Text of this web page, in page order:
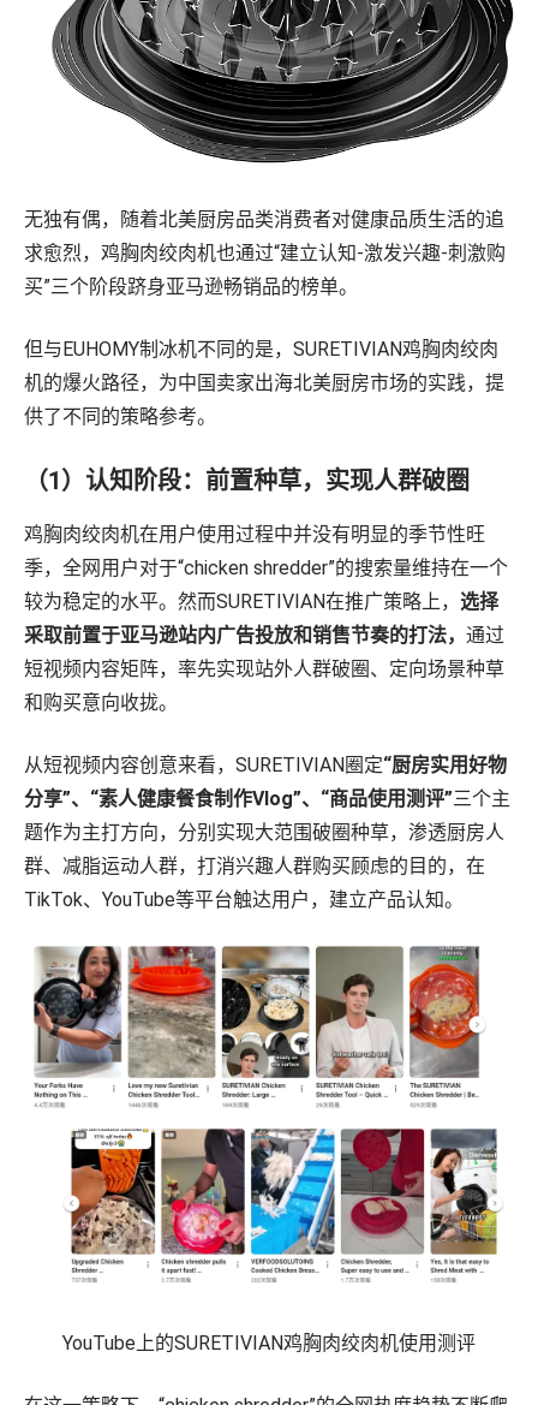
无独有偶，随着北美厨房品类消费者对健康品质生活的追
求愈烈，鸡胸肉绞肉机也通过“建立认知-激发兴趣-刺激购
买”三个阶段跻身亚马逊畅销品的榜单。
但与EUHOMY制冰机不同的是，SURETIVIAN鸡胸肉绞肉
机的爆火路径，为中国卖家出海北美厨房市场的实践，提
供了不同的策略参考。
（1）认知阶段：前置种草，实现人群破圈
鸡胸肉绞肉机在用户使用过程中并没有明显的季节性旺
季，全网用户对于“chicken shredder”的搜索量维持在一个
较为稳定的水平。然而SURETIVIAN在推广策略上， 选择
采取前置于亚马逊站内广告投放和销售节奏的打法， 通过
短视频内容矩阵，率先实现站外人群破圈、定向场景种草
和购买意向收拢。
从短视频内容创意来看，SURETIVIAN圈定“厨房实用好物
分享”、“素人健康餐食制作Vlog”、“商品使用测评”三个主
题作为主打方向，分别实现大范围破圈种草，渗透厨房人
群、减脂运动人群，打消兴趣人群购买顾虑的目的，在
TikTok、YouTube等平台触达用户，建立产品认知。
YouTube上的SURETIVIAN鸡胸肉绞肉机使用测评